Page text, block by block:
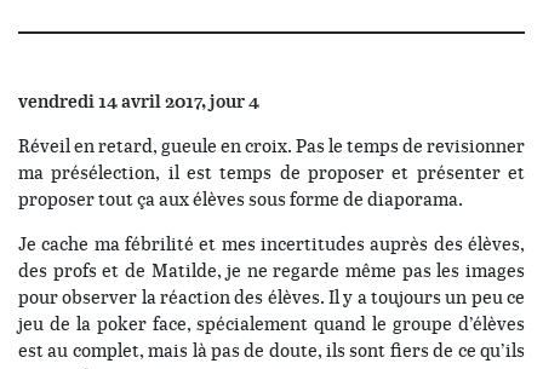
vendredi 14 avril 2017, jour 4
Réveil en retard, gueule en croix. Pas le temps de revisionner
ma présélection, il est temps de proposer et présenter et
proposer tout ça aux élèves sous forme de diaporama.
Je cache ma fébrilité et mes incertitudes auprès des élèves,
des profs et de Matilde, je ne regarde même pas les images
pour observer la réaction des élèves. Il y a toujours un peu ce
jeu de la poker face, spécialement quand le groupe d’élèves
est au complet, mais là pas de doute, ils sont fiers de ce qu’ils